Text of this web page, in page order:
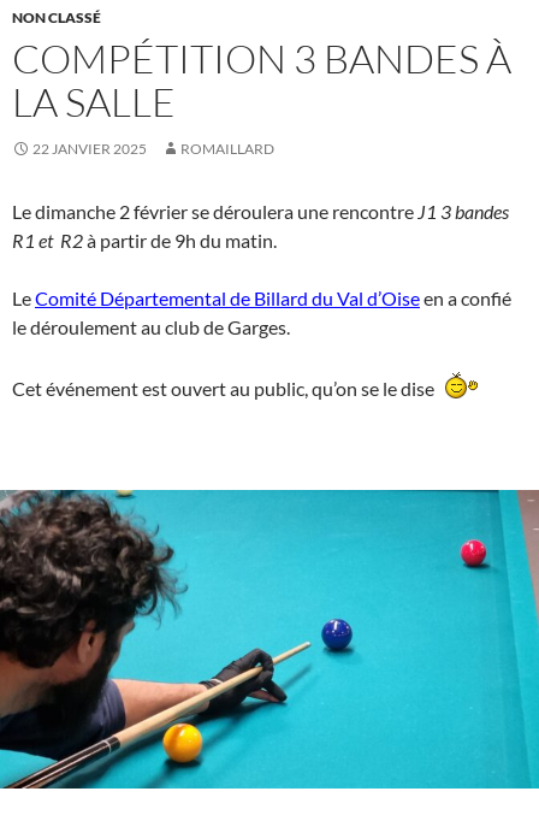
NON CLASSÉ
COMPÉTITION 3 BANDES À
LA SALLE
22 JANVIER 2025 ROMAILLARD
Le dimanche 2 février se déroulera une rencontre J1 3 bandes
R1 et R2à partir de 9h du matin.
LeComité Départemental de Billard du Val d’Oiseen a confié
le déroulement au club de Garges.
Cet événement est ouvert au public, qu’on se le dise